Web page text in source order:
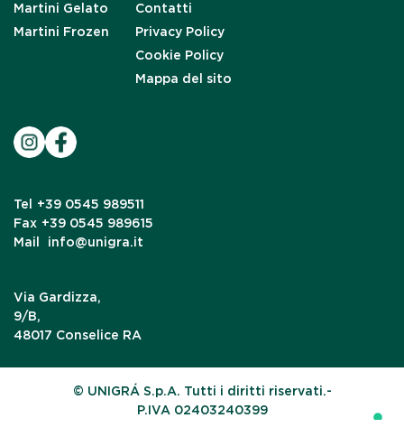
Martini Gelato
Martini Frozen
Contatti
Privacy Policy
Cookie Policy
Mappa del sito
Tel
+39 0545 989511
Fax +39 0545 989615
Mail
info@unigra.it
Via Gardizza,
9/B,
48017 Conselice RA
© UNIGRÁ S.p.A. Tutti i diritti riservati.-
P.IVA 02403240399